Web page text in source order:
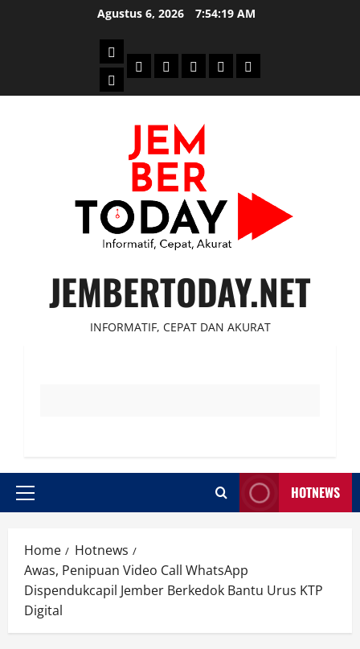
Agustus 6, 2026 7:54:20 AM
Beranda
News
PolitikOtomotifEkonomiSosialtentang
JEMBERTODAY.NET
INFORMATIF, CEPAT DAN AKURAT
Primary
HOTNEWS
Home
Hotnews
Awas, Penipuan Video Call WhatsApp
Dispendukcapil Jember Berkedok Bantu Urus KTP
Digital